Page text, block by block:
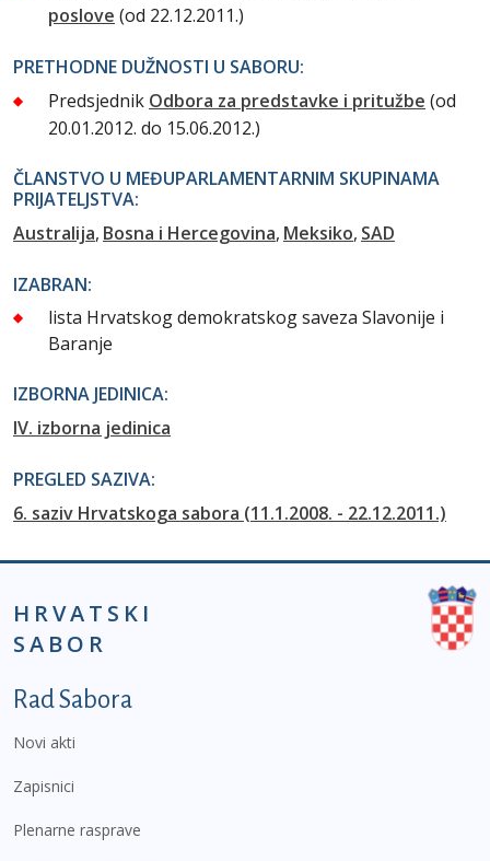
poslove (od 22.12.2011.)
PRETHODNE DUŽNOSTI U SABORU:
Predsjednik Odbora za predstavke i pritužbe (od
20.01.2012. do 15.06.2012.)
ČLANSTVO U MEĐUPARLAMENTARNIM SKUPINAMA
PRIJATELJSTVA:
Australija Bosna i Hercegovina Meksiko SAD
IZABRAN:
lista Hrvatskog demokratskog saveza Slavonije i
Baranje
IZBORNA JEDINICA:
IV. izborna jedinica
PREGLED SAZIVA:
6. saziv Hrvatskoga sabora (11.1.2008. - 22.12.2011.)
HRVATSKI
SABOR
Podnožje prvi izbornik
Rad Sabora
Novi akti
Zapisnici
Plenarne rasprave